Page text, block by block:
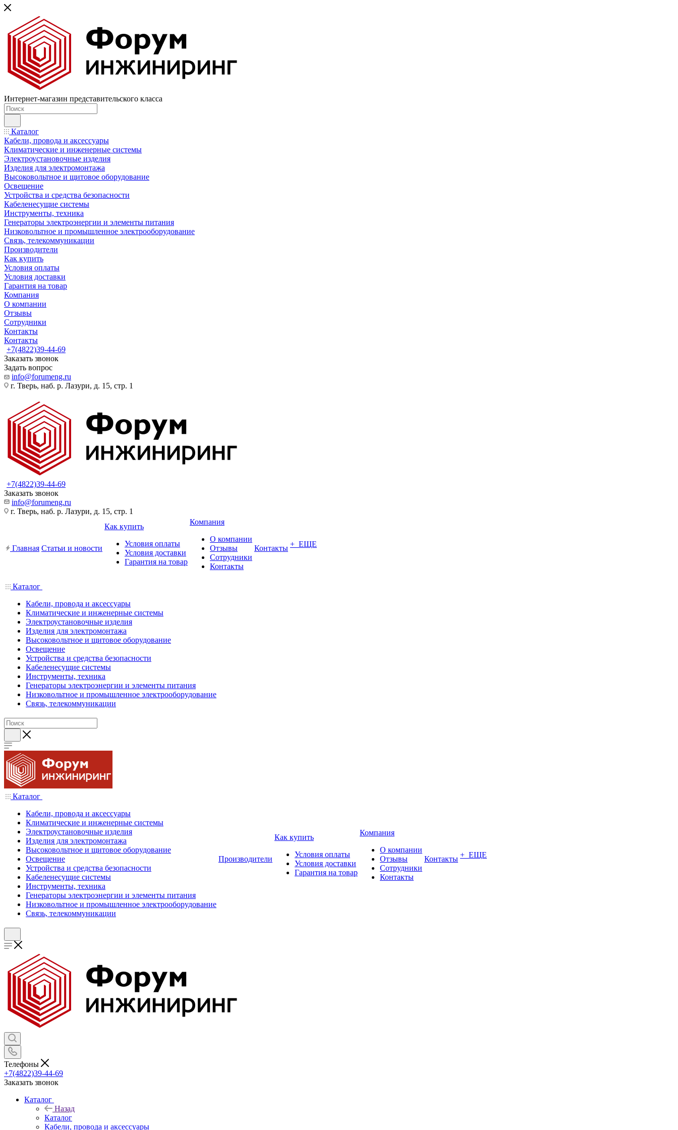
Интернет-магазин представительского класса
Каталог
Кабели, провода и аксессуары
Климатические и инженерные системы
Электроустановочные изделия
Изделия для электромонтажа
Высоковольтное и щитовое оборудование
Освещение
Устройства и средства безопасности
Кабеленесущие системы
Инструменты, техника
Генераторы электроэнергии и элементы питания
Низковольтное и промышленное электрооборудование
Связь, телекоммуникации
Производители
Как купить
Условия оплаты
Условия доставки
Гарантия на товар
Компания
О компании
Отзывы
Сотрудники
Контакты
Контакты
+7(4822)39-44-69
Заказать звонок
Задать вопрос
info@forumeng.ru
г. Тверь, наб. р. Лазури, д. 15, стр. 1
+7(4822)39-44-69
Заказать звонок
info@forumeng.ru
г. Тверь, наб. р. Лазури, д. 15, стр. 1
Главная Статьи и новости
Как купить
Условия оплаты
Условия доставки
Гарантия на товар
Компания
О компании
Отзывы
Сотрудники
Контакты
Контакты + ЕЩЕ
Каталог
Кабели, провода и аксессуары
Климатические и инженерные системы
Электроустановочные изделия
Изделия для электромонтажа
Высоковольтное и щитовое оборудование
Освещение
Устройства и средства безопасности
Кабеленесущие системы
Инструменты, техника
Генераторы электроэнергии и элементы питания
Низковольтное и промышленное электрооборудование
Связь, телекоммуникации
Каталог
Кабели, провода и аксессуары
Климатические и инженерные системы
Электроустановочные изделия
Изделия для электромонтажа
Высоковольтное и щитовое оборудование
Освещение
Устройства и средства безопасности
Кабеленесущие системы
Инструменты, техника
Генераторы электроэнергии и элементы питания
Низковольтное и промышленное электрооборудование
Связь, телекоммуникации
Производители
Как купить
Условия оплаты
Условия доставки
Гарантия на товар
Компания
О компании
Отзывы
Сотрудники
Контакты
Контакты + ЕЩЕ
Телефоны
+7(4822)39-44-69
Заказать звонок
Каталог
Назад
Каталог
Кабели, провода и аксессуары